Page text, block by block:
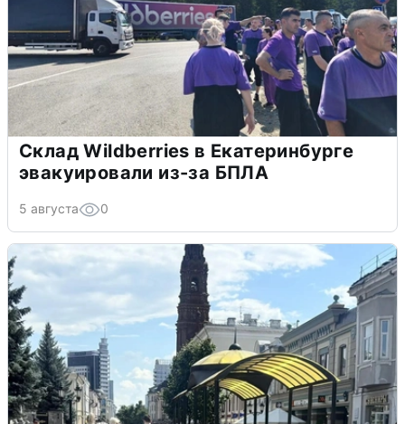
Склад Wildberries в Екатеринбурге
эвакуировали из-за БПЛА
5 августа 0